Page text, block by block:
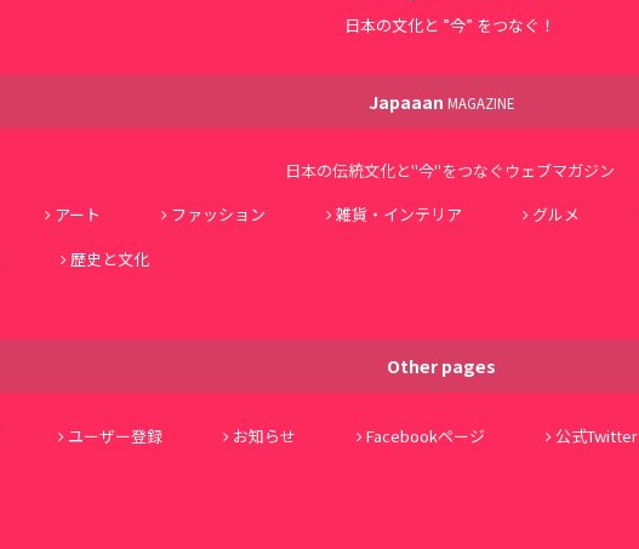
日本の文化と ”今” をつなぐ！
Japaaan MAGAZINE
日本の伝統文化と"今"をつなぐウェブマガジン
アート ファッション 雑貨・インテリア グルメ
歴史と文化
Other pages
ユーザー登録 お知らせ Facebookページ 公式Twitter